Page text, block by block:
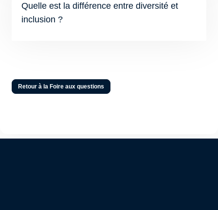
Quelle est la différence entre diversité et
inclusion ?
Retour à la Foire aux questions